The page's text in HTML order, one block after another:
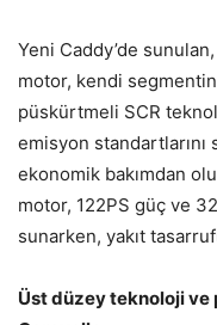
Yeni Caddy’de
motor, kendi
püskürtmeli SCR
emisyon
ekonomik bakımdan
motor, 122PS güç ve
sunarken, yakıt
Üst düzey teknoloji ve